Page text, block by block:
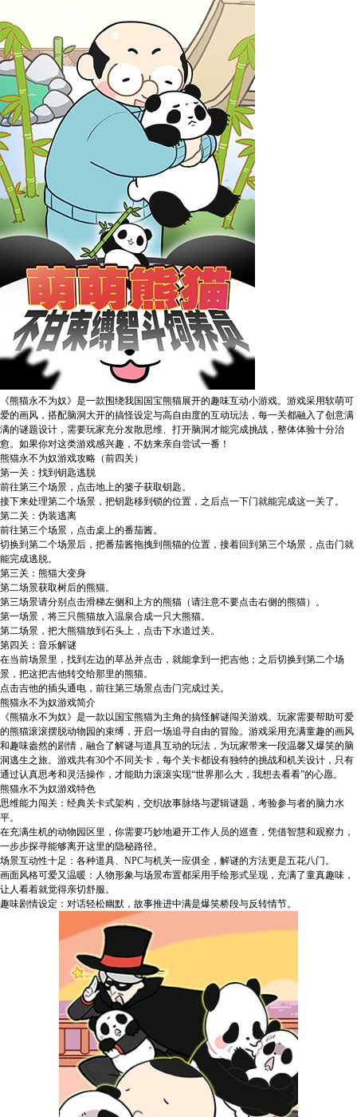
《熊猫永不为奴》是一款围绕我国国宝熊猫展开的趣味互动小游戏。游戏采用软萌可
爱的画风，搭配脑洞大开的搞怪设定与高自由度的互动玩法，每一关都融入了创意满
满的谜题设计，需要玩家充分发散思维、打开脑洞才能完成挑战，整体体验十分治
愈。如果你对这类游戏感兴趣，不妨来亲自尝试一番！
熊猫永不为奴游戏攻略（前四关）
第一关：找到钥匙逃脱
前往第三个场景，点击地上的篓子获取钥匙。
接下来处理第二个场景，把钥匙移到锁的位置，之后点一下门就能完成这一关了。
第二关：伪装逃离
前往第三个场景，点击桌上的番茄酱。
切换到第二个场景后，把番茄酱拖拽到熊猫的位置，接着回到第三个场景，点击门就
能完成逃脱。
第三关：熊猫大变身
第二场景获取树后的熊猫。
第三场景请分别点击滑梯左侧和上方的熊猫（请注意不要点击右侧的熊猫）。
第一场景，将三只熊猫放入温泉合成一只大熊猫。
第二场景，把大熊猫放到石头上，点击下水道过关。
第四关：音乐解谜
在当前场景里，找到左边的草丛并点击，就能拿到一把吉他；之后切换到第二个场
景，把这把吉他转交给那里的熊猫。
点击吉他的插头通电，前往第三场景点击门完成过关。
熊猫永不为奴游戏简介
《熊猫永不为奴》是一款以国宝熊猫为主角的搞怪解谜闯关游戏。玩家需要帮助可爱
的熊猫滚滚摆脱动物园的束缚，开启一场追寻自由的冒险。游戏采用充满童趣的画风
和趣味盎然的剧情，融合了解谜与道具互动的玩法，为玩家带来一段温馨又爆笑的脑
洞逃生之旅。游戏共有30个不同关卡，每个关卡都设有独特的挑战和机关设计，只有
通过认真思考和灵活操作，才能助力滚滚实现“世界那么大，我想去看看”的心愿。
熊猫永不为奴游戏特色
思维能力闯关：经典关卡式架构，交织故事脉络与逻辑谜题，考验参与者的脑力水
平。
在充满生机的动物园区里，你需要巧妙地避开工作人员的巡查，凭借智慧和观察力，
一步步探寻能够离开这里的隐秘路径。
场景互动性十足：各种道具、NPC与机关一应俱全，解谜的方法更是五花八门。
画面风格可爱又温暖：人物形象与场景布置都采用手绘形式呈现，充满了童真趣味，
让人看着就觉得亲切舒服。
趣味剧情设定：对话轻松幽默，故事推进中满是爆笑桥段与反转情节。